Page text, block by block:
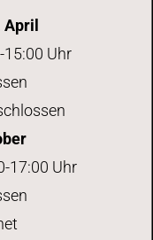
April
Uhr
17:00 Uhr